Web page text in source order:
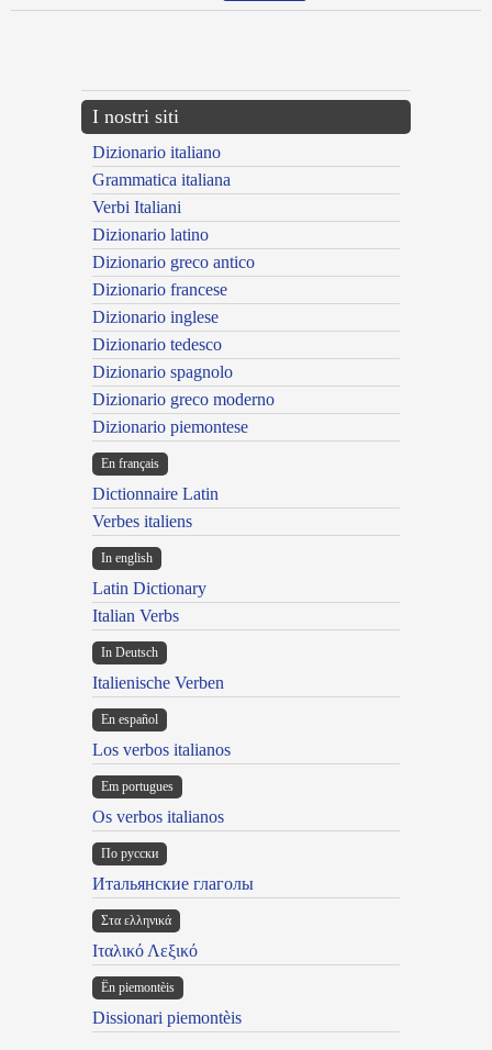
I nostri siti
Dizionario italiano
Grammatica italiana
Verbi Italiani
Dizionario latino
Dizionario greco antico
Dizionario francese
Dizionario inglese
Dizionario tedesco
Dizionario spagnolo
Dizionario greco moderno
Dizionario piemontese
En français
Dictionnaire Latin
Verbes italiens
In english
Latin Dictionary
Italian Verbs
In Deutsch
Italienische Verben
En español
Los verbos italianos
Em portugues
Os verbos italianos
По русски
Итальянские глаголы
Στα ελληνικά
Ιταλικό Λεξικό
Ën piemontèis
Dissionari piemontèis